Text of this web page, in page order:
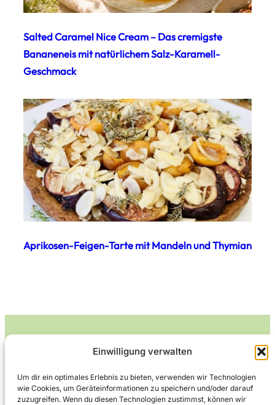
Einwilligung verwalten
Um dir ein optimales Erlebnis zu bieten, verwenden wir Technologien
wie Cookies, um Geräteinformationen zu speichern und/oder darauf
zuzugreifen. Wenn du diesen Technologien zustimmst, können wir
Salted Caramel Nice Cream – Das cremigste
Bananeneis mit natürlichem Salz-Karamell-
Geschmack
Aprikosen-Feigen-Tarte mit Mandeln und Thymian
Leckerlife
Lecker essen – gesund leben.